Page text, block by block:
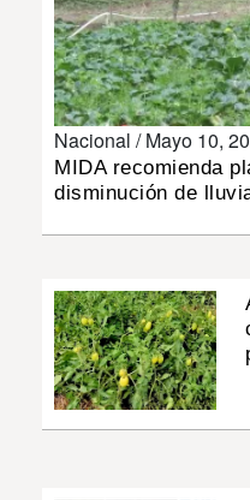
Nacional /Mayo 10,
MIDA recomienda
disminución de